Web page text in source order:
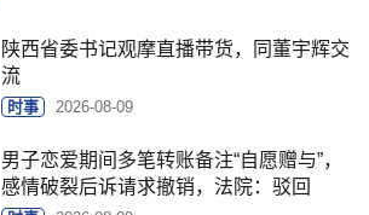
陕西省委书记观摩直播带货，同董宇辉交
流
时事 2026-08-09
男子恋爱期间多笔转账备注“自愿赠与”，
感情破裂后诉请求撤销，法院：驳回